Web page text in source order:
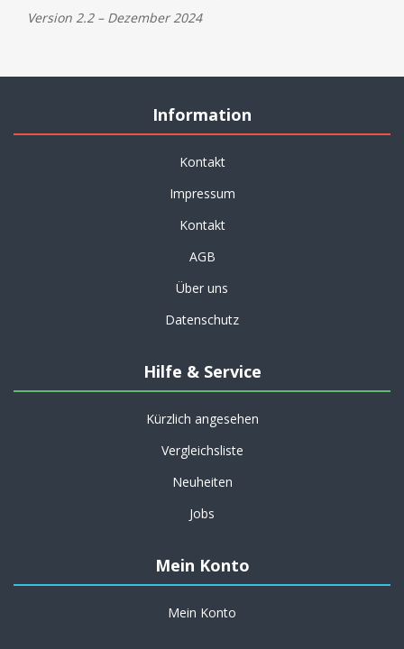
Version 2.2 – Dezember 2024
Information
Kontakt
Impressum
Kontakt
AGB
Über uns
Datenschutz
Hilfe & Service
Kürzlich angesehen
Vergleichsliste
Neuheiten
Jobs
Mein Konto
Mein Konto